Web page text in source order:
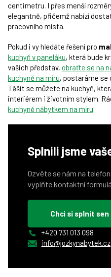
centimetru. I přes menší
elegantně, přičemž nabízí
pracovního místa.
Pokud i vy hledáte řešení pro
kuchyň v paneláku, která bude
vašich představ, obraťte se na
kuchyně na míru, postaráme se
Těšit se můžete na kuchyň,
interiérem i životním stylem.
kuchyně nábytkem na míru.
Splnili jsme
Ozvěte se nám na
vyplňte kontaktní
Chci si splnit sen
+420 731 013 098
info@jozkynabytek.cz